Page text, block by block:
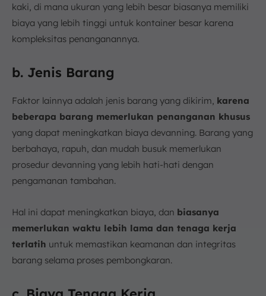
kaki, di mana ukuran yang lebih besar biasanya memiliki
biaya yang lebih tinggi untuk kontainer besar karena
kompleksitas penanganannya.
b. Jenis Barang
Faktor lainnya adalah jenis barang yang dikirim, karena
beberapa barang memerlukan penanganan khusus
yang dapat meningkatkan biaya devanning. Barang yang
berbahaya, rapuh, dan mudah busuk memerlukan
prosedur devanning yang lebih hati-hati dengan
pengamanan tambahan.
Hal ini dapat meningkatkan biaya, dan biasanya
memerlukan waktu lebih lama dan tenaga kerja
terlatih untuk memastikan keamanan dan integritas
barang selama proses pembongkaran.